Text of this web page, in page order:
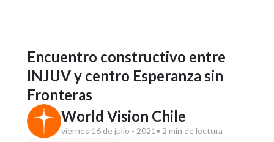
Encuentro constructivo entre
INJUV y centro Esperanza sin
Fronteras
World Vision Chile
viernes 16 de julio - 2021 • 2 min de lectura